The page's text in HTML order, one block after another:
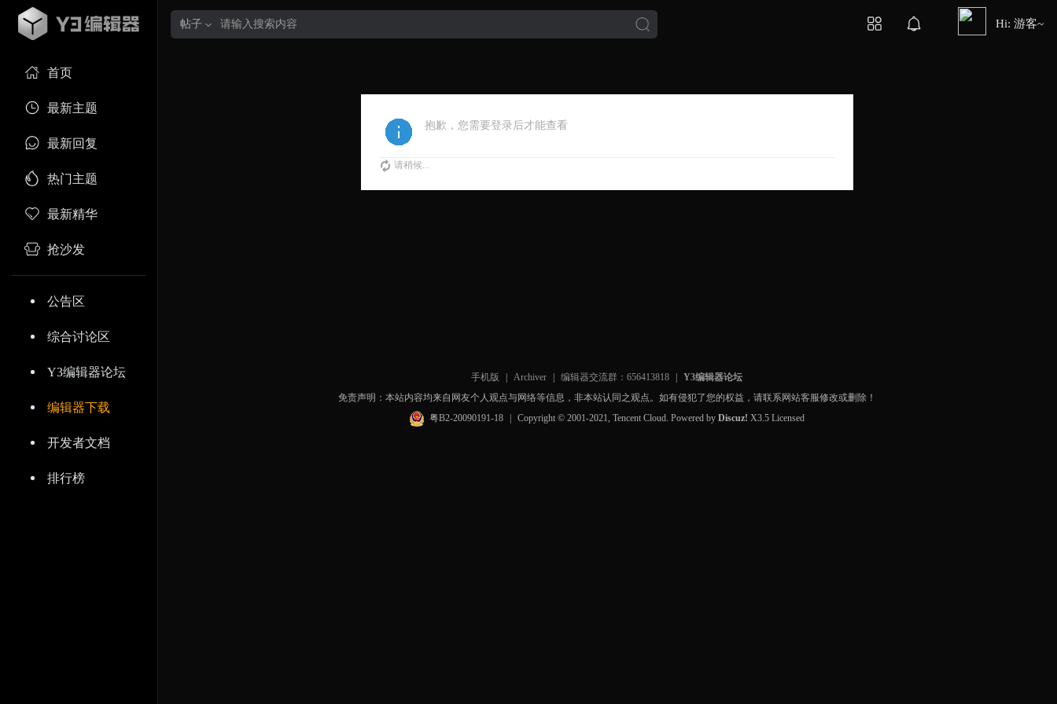
首页
最新主题
最新回复
热门主题
最新精华
抢沙发
公告区
综合讨论区
Y3编辑器论坛
编辑器下载
开发者文档
排行榜
帖子 Hi: 游客~
抱歉，您需要登录后才能查看
请稍候...
手机版 Archiver 编辑器交流群：656413818
Y3编辑器论坛
免责声明：本站内容均来自网友个人观点与网络等信息，非本站认同之观点。如有侵犯了您的权益，请联系网站客服修改或删除！
粤B2-20090191-18
Copyright © 2001-2021, Tencent Cloud. Powered byDiscuz! X3.5 Licensed